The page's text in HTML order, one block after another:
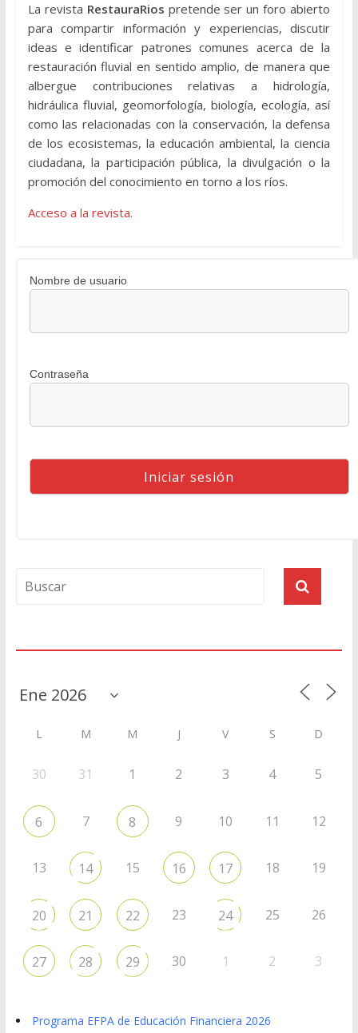
La revista RestauraRios pretende ser un foro abierto
para compartir información y experiencias, discutir
ideas e identificar patrones comunes acerca de la
restauración fluvial en sentido amplio, de manera que
albergue contribuciones relativas a hidrología,
hidráulica fluvial, geomorfología, biología, ecología, así
como las relacionadas con la conservación, la defensa
de los ecosistemas, la educación ambiental, la ciencia
ciudadana, la participación pública, la divulgación o la
promoción del conocimiento en torno a los ríos.
Acceso a la revista.
Nombre de usuario
Contraseña
L M M J V S D
30 31 1 2 3 4 5
6 7 8 9 10 11 12
13 14 15 16 17 18 19
20 21 22 23 24 25 26
27 28 29 30 1 2 3
Programa EFPA de Educación Financiera 2026